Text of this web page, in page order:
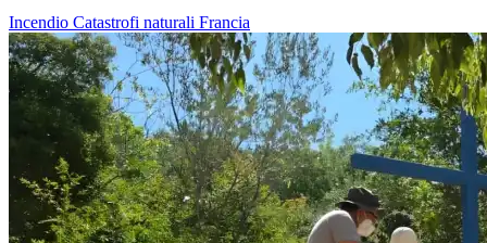
Incendio Catastrofi naturali Francia